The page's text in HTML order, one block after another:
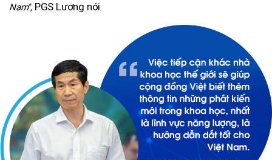
Nam", PGS Lương nói.